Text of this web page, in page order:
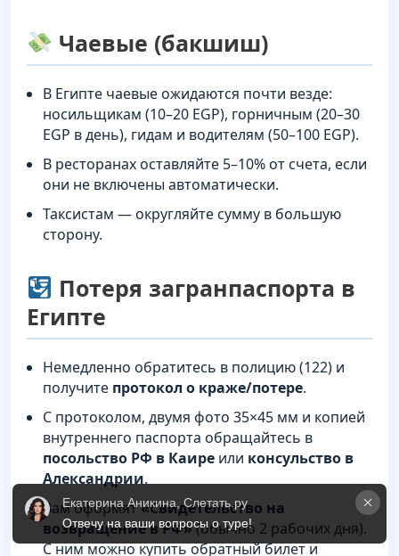
Чаевые (бакшиш)
В Египте чаевые ожидаются почти везде:
носильщикам (10–20 EGP), горничным (20–30
EGP в день), гидам и водителям (50–100 EGP).
В ресторанах оставляйте 5–10% от счета, если
они не включены автоматически.
Таксистам — округляйте сумму в большую
сторону.
Потеря загранпаспорта в
Египте
Немедленно обратитесь в полицию (122) и
получите протокол о краже/потере.
С протоколом, двумя фото 35×45 мм и копией
внутреннего паспорта обращайтесь в
посольство РФ в Каире или консульство в
Александрии.
Вам оформят«Свидетельство на
возвращение в РФ»(обычно 2 рабочих дня).
С ним можно купить обратный билет и
Екатерина Аникина, Слетать.ру
Отвечу на ваши вопросы о туре!